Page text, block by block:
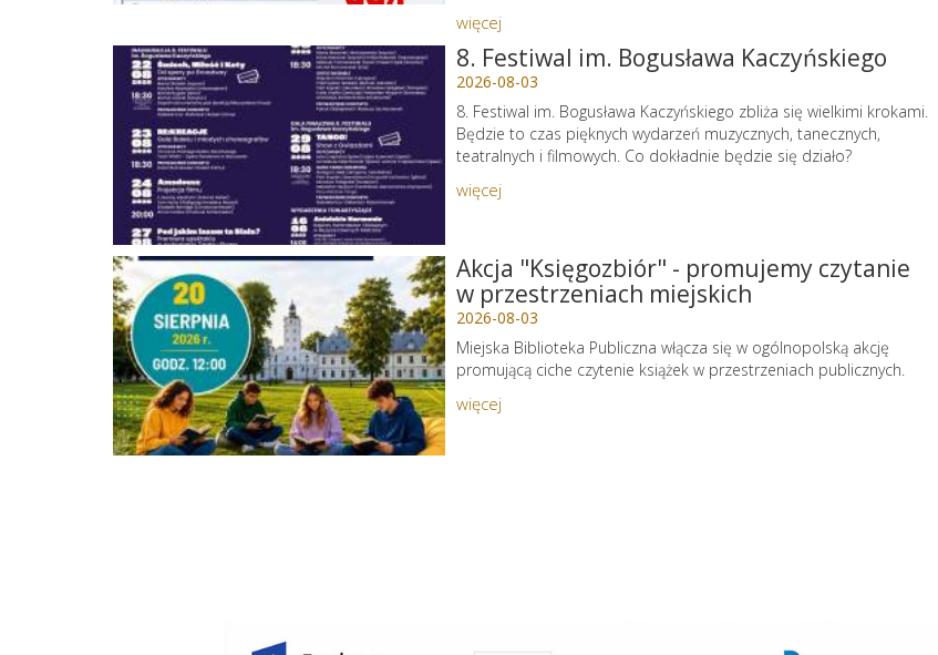
więcej
8. Festiwal im. Bogusława Kaczyńskiego
2026-08-03
8. Festiwal im. Bogusława Kaczyńskiego zbliża się wielkimi krokami.
Będzie to czas pięknych wydarzeń muzycznych, tanecznych,
teatralnych i filmowych. Co dokładnie będzie się działo?
więcej
Akcja "Księgozbiór" - promujemy czytanie
w przestrzeniach miejskich
2026-08-03
Miejska Biblioteka Publiczna włącza się w ogólnopolską akcję
promującą ciche czytenie książek w przestrzeniach publicznych.
więcej